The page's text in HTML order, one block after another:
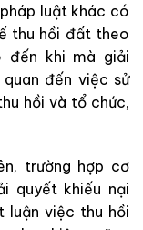
luật khác có
thu hồi đất theo
đến khi mà giải
đến việc sử
hồi và tổ chức,
trường hợp cơ
quyết khiếu nại
luận việc thu hồi